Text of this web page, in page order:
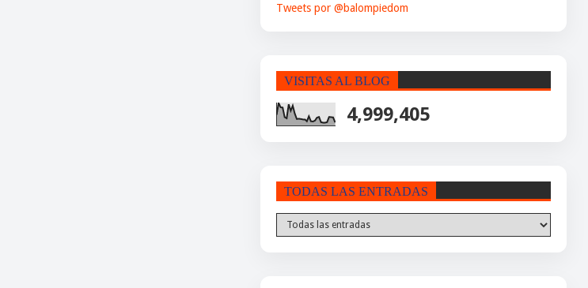
Tweets por @balompiedom
VISITAS AL BLOG
4,999,405
TODAS LAS ENTRADAS